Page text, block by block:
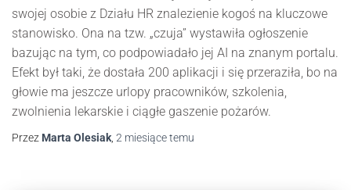
swojej osobie z Działu HR znalezienie kogoś na kluczowe
stanowisko. Ona na tzw. „czuja” wystawiła ogłoszenie
bazując na tym, co podpowiadało jej AI na znanym portalu.
Efekt był taki, że dostała 200 aplikacji i się przeraziła, bo na
głowie ma jeszcze urlopy pracowników, szkolenia,
zwolnienia lekarskie i ciągłe gaszenie pożarów.
Przez Marta Olesiak 2 miesiącetemu